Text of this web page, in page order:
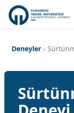
Deneyler